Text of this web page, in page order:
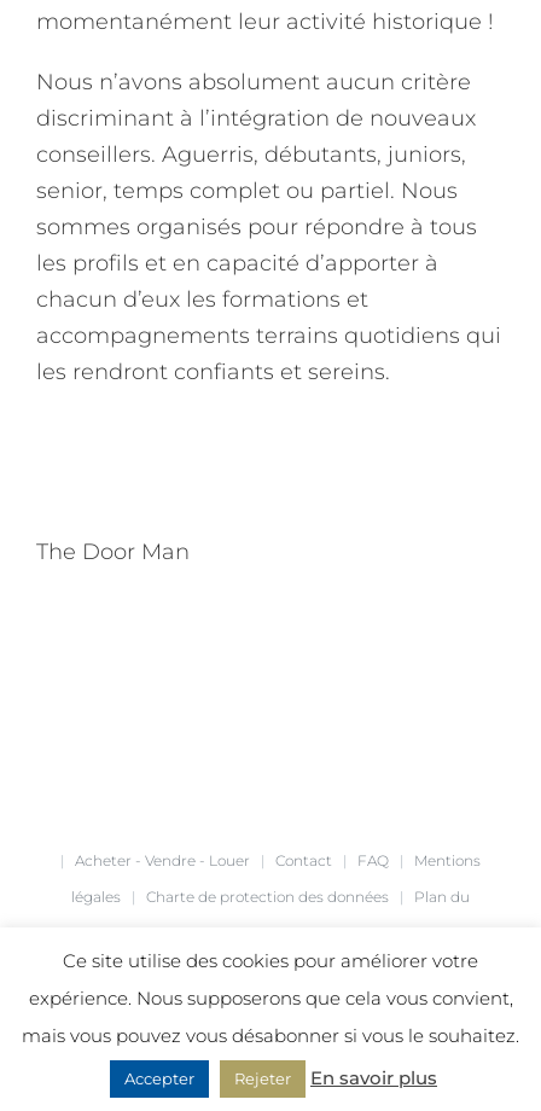
momentanément leur activité historique !
Nous n’avons absolument aucun critère
discriminant à l’intégration de nouveaux
conseillers. Aguerris, débutants, juniors,
senior, temps complet ou partiel. Nous
sommes organisés pour répondre à tous
les profils et en capacité d’apporter à
chacun d’eux les formations et
accompagnements terrains quotidiens qui
les rendront confiants et sereins.
The Door Man
| Acheter - Vendre - Louer | Contact | FAQ | Mentions
légales | Charte de protection des données | Plan du
FacebookLinkedInInstagram
Ce site utilise des cookies pour améliorer votre
expérience. Nous supposerons que cela vous convient,
mais vous pouvez vous désabonner si vous le souhaitez.
Accepter Rejeter En savoir plus